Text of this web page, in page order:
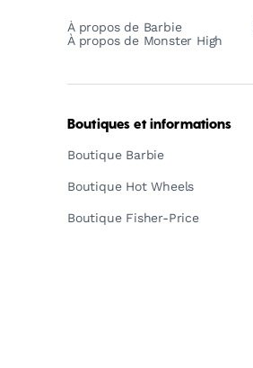
À propos de Barbie
À propos de Monster High
Boutiques et informations
Boutique Barbie
Boutique Hot Wheels
Boutique Fisher-Price